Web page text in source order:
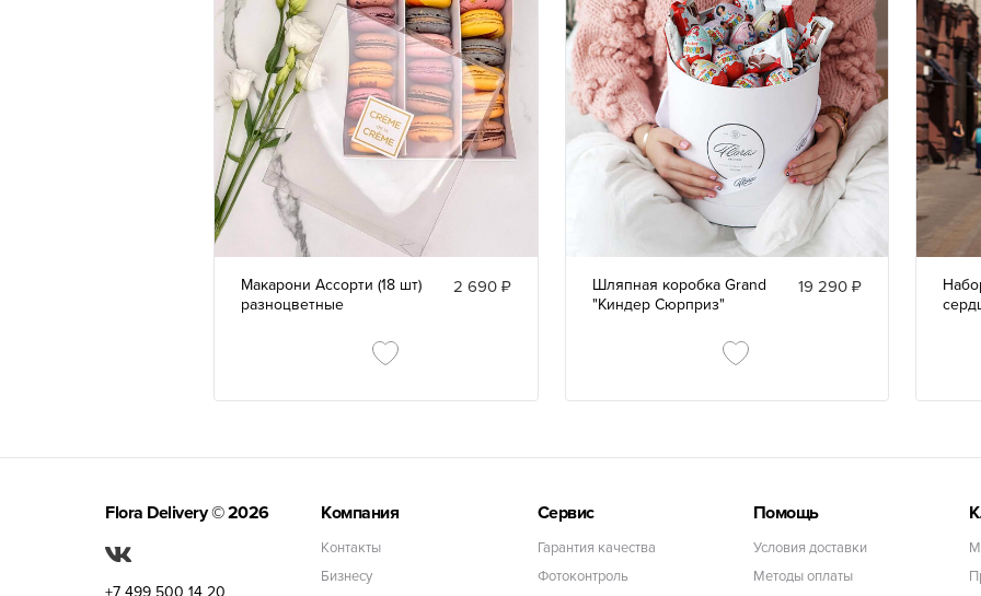
Макарони Ассорти (18 шт)
разноцветные
2 690 ₽
Шляпная коробка Grand
"Киндер Сюрприз"
19 290 ₽
Flora Delivery© 2026
+7 499 500 14 20
Компания
Контакты
Бизнесу
Сервис
Гарантия качества
Фотоконтроль
Помощь
Условия доставки
Методы оплаты